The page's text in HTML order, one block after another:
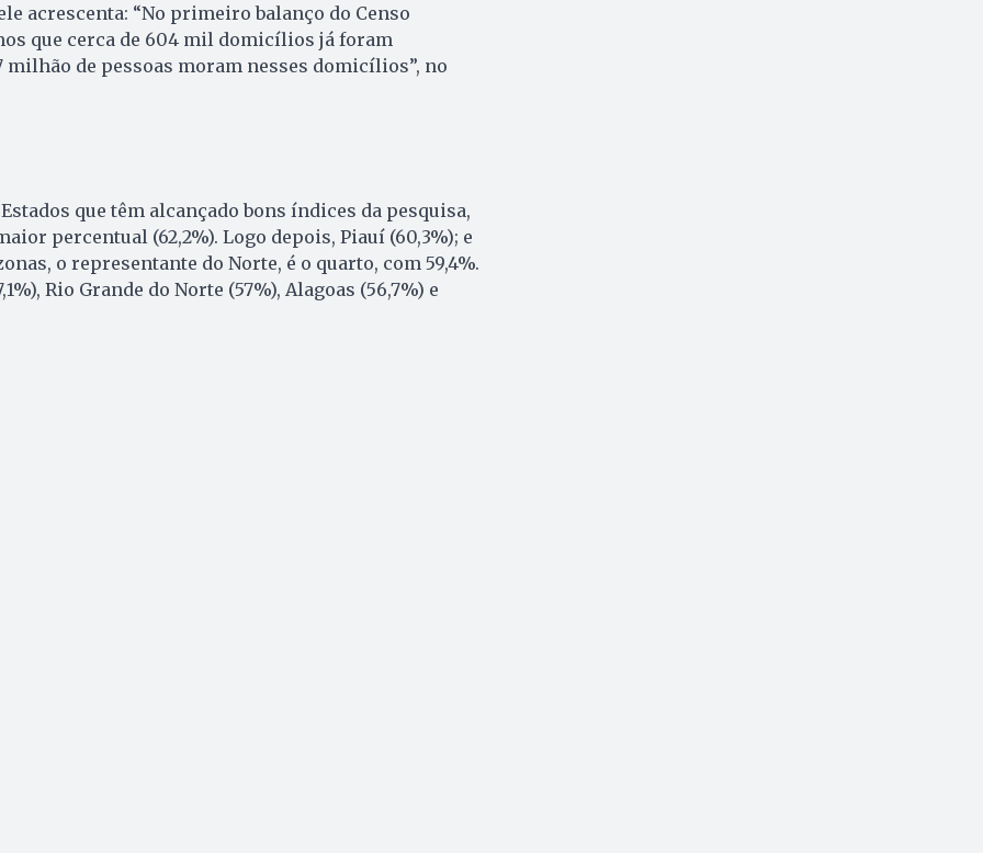
acrescenta: “No primeiro balanço do Censo
que cerca de 604 mil domicílios já foram
milhão de pessoas moram nesses domicílios”, no
que têm alcançado bons índices da pesquisa,
percentual (62,2%). Logo depois, Piauí (60,3%); e
o representante do Norte, é o quarto, com 59,4%.
Rio Grande do Norte (57%), Alagoas (56,7%) e